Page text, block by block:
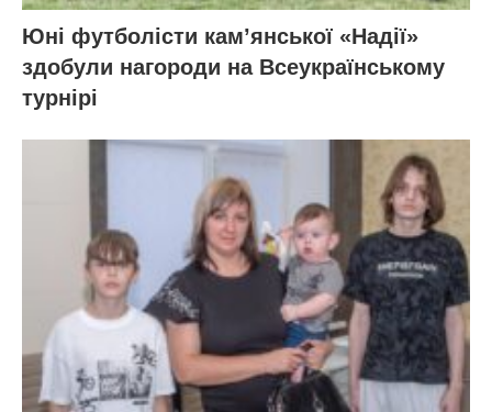
Юні футболісти кам’янської «Надії»
здобули нагороди на Всеукраїнському
турнірі